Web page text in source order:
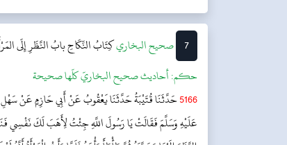
7 ‌‌صحيح البخاريكِتَابُ النِّكَاحِبابُ النَّظَرِ إِلَى
حکم:أحاديث صحيح البخاريّ كلّها صحيحة
5166حَدَّثَنَا قُتَيْبَةُ حَدَّثَنَا يَعْقُوبُ عَنْ أَبِي حَازِمٍ عَنْ
عَلَيْهِ وَسَلَّمَ فَقَالَتْ يَا رَسُولَ اللَّهِ جِئْتُ لِأَهَبَ لَكَ نَفْسِي